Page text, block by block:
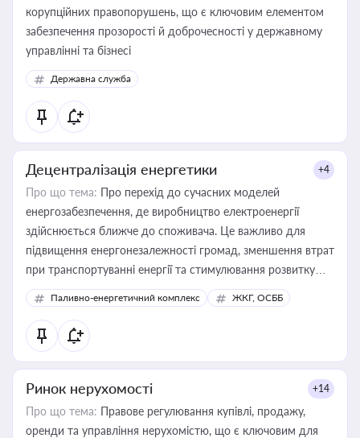
корупційних правопорушень, що є ключовим елементом
забезпечення прозорості й доброчесності у державному
управлінні та бізнесі
Державна служба
Децентралізація енергетики +4
Про що тема: Про перехід до сучасних моделей
енергозабезпечення, де виробництво електроенергії
здійснюється ближче до споживача. Це важливо для
підвищення енергонезалежності громад, зменшення втрат
при транспортуванні енергії та стимулювання розвитку
відновлюваних джерел
Паливно-енергетичний комплекс ЖКГ, ОСББ
Ринок нерухомості +14
Про що тема: Правове регулювання купівлі, продажу,
оренди та управління нерухомістю, що є ключовим для